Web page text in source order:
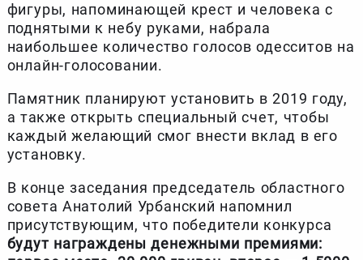
фигуры, напоминающей крест и человека с
поднятыми к небу руками, набрала
наибольшее количество голосов одесситов на
онлайн-голосовании.
Памятник планируют установить в 2019 году,
а также открыть специальный счет, чтобы
каждый желающий смог внести вклад в его
установку.
В конце заседания председатель областного
совета Анатолий Урбанский напомнил
присутствующим, что победители конкурса
будут награждены денежными премиями: